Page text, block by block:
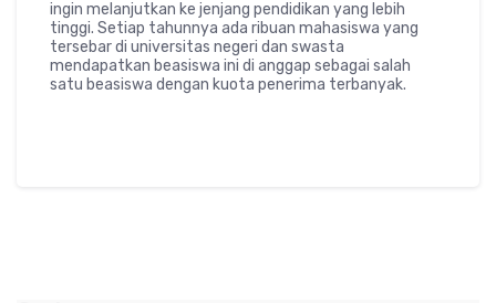
ingin melanjutkan ke jenjang pendidikan yang lebih
tinggi. Setiap tahunnya ada ribuan mahasiswa yang
tersebar di universitas negeri dan swasta
mendapatkan beasiswa ini di anggap sebagai salah
satu beasiswa dengan kuota penerima terbanyak.